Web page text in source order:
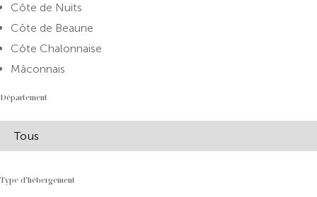
Côte de Nuits
Côte de Beaune
Côte Chalonnaise
Mâconnais
Département
Type d'hébergement